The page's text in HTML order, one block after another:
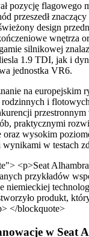
pozycję flagowego
przeszedł
design
wnętrza
silnikowej
1.9 TDI, jak i
jednostka VR6.
na europejskim
rodzinnych i
praktycznymi
wysokim
w testach
<p>Seat
przykładów
niemieckiej
produkt,
</blockquote>
w Seat